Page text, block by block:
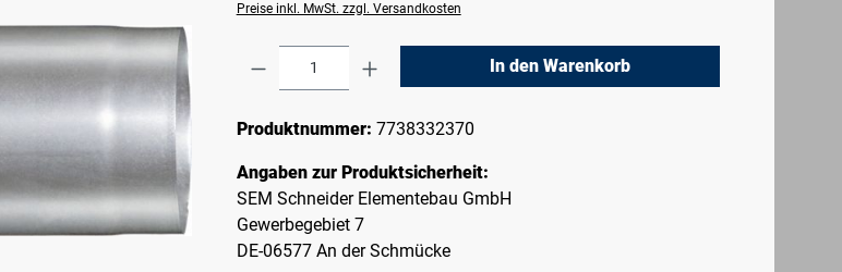
Preise inkl. MwSt. zzgl. Versandkosten
Produkt Anzahl: Gib den gewünschten Wert ein
In den Warenkorb
Produktnummer: 7738332370
Angaben zur Produktsicherheit:
SEM Schneider Elementebau GmbH
Gewerbegebiet 7
DE-06577 An der Schmücke